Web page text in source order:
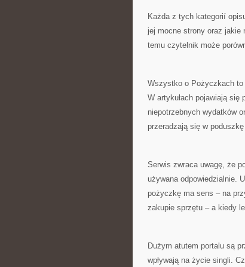
Każda z tych kategorií
jej mocne strony oraz jakie
temu czytelnik może
Wszystko o Pożyczkach to
W artykułach pojawiają
niepotrzebnych wydatków
przeradzają się w
Serwis zwraca uwagę, że
używana odpowiedzialnie.
pożyczkę ma sens – na
zakupie sprzętu – a kiedy
Dużym atutem portalu są
wpływają na życie singli.